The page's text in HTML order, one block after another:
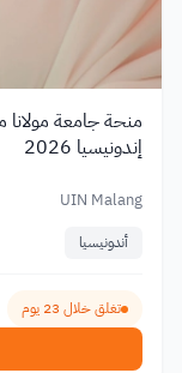
منحة جامعة مولانا
إندونيسيا 2026
UIN Malang
أندونيسيا
تغلق خلال 23 يوم